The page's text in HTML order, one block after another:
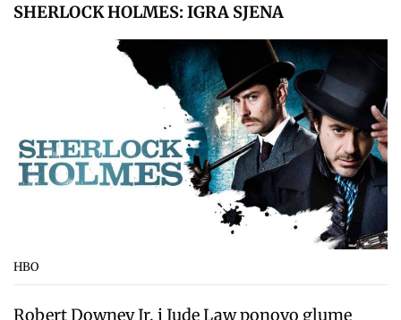
SHERLOCK HOLMES: IGRA SJENA
HBO
Robert Downey Jr. i Jude Law ponovo glume